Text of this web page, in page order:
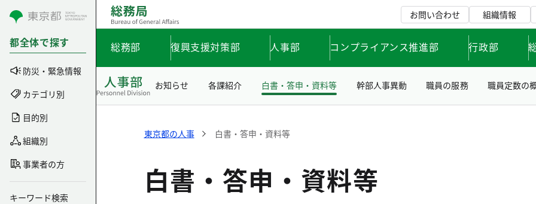
コンテンツにスキップ
都全体で探す
防災・緊急情報
カテゴリ別
目的別
組織別
事業者の方
キーワード検索
お問い合わせ 組織情報
総務部 復興支援対策部 人事部 コンプライアンス推進部 行政部
お知らせ 各課紹介 白書・答申・資料等 幹部人事異動 職員の服務 職員定数の
東京都の人事 白書・答申・資料等
白書・答申・資料等